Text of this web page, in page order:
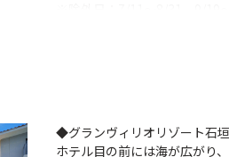
※4名1室利用時はサウスウィ
◆グランヴィリオリゾート石
ホテル目の前には海が広がり